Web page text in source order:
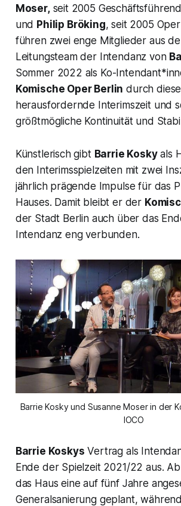
Moser,seit 2005
und Philip Bröking, seit 2005
führen zwei enge Mitglieder aus
Leitungsteam der Intendanz von
Sommer 2022 als Ko-
Komische Oper Berlin durch diese
herausfordernde Interimszeit und
größtmögliche Kontinuität und
Künstlerisch gibt Barrie Koskyals
den Interimsspielzeiten mit zwei
jährlich prägende Impulse für das
Hauses. Damit bleibt er der
der Stadt Berlin auch über das
Intendanz eng verbunden.
Barrie Kosky und Susanne Moser in der
IOCO
Barrie Koskys Vertrag als
Ende der Spielzeit 2021/22 aus.
das Haus eine auf fünf Jahre
Generalsanierung geplant,